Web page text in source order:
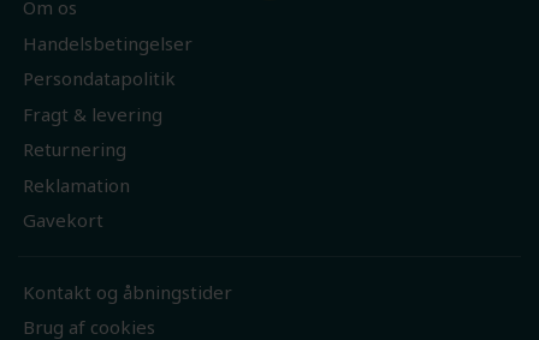
Om os
Handelsbetingelser
Persondatapolitik
Fragt & levering
Returnering
Reklamation
Gavekort
Kontakt og åbningstider
Brug af cookies